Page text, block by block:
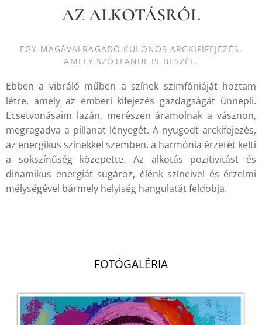
AZ ALKOTÁSRÓL
EGY MAGÁVALRAGADÓ KÜLÖNÖS ARCKIFIFEJEZÉS,
AMELY SZÓTLANUL IS BESZÉL.
Ebben a vibráló műben a színek szimfóniáját hoztam
létre, amely az emberi kifejezés gazdagságát ünnepli.
Ecsetvonásaim lazán, merészen áramolnak a vásznon,
megragadva a pillanat lényegét. A nyugodt arckifejezés,
az energikus színekkel szemben, a harmónia érzetét kelti
a sokszínűség közepette. Az alkotás pozitivitást és
dinamikus energiát sugároz, élénk színeivel és érzelmi
mélységével bármely helyiség hangulatát feldobja.
FOTÓGALÉRIA